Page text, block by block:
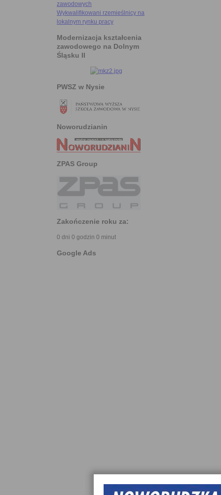
zawodowych
Wykwalifikowani rzemieślnicy na
lokalnym rynku pracy
Modernizacja kształcenia
zawodowego na Dolnym
Śląsku II
PWSZ w Nysie
Noworudzianin
ZPAS Group
Zakończenie roku za:
0 dni 0 godzin 0 minut
Google Ads